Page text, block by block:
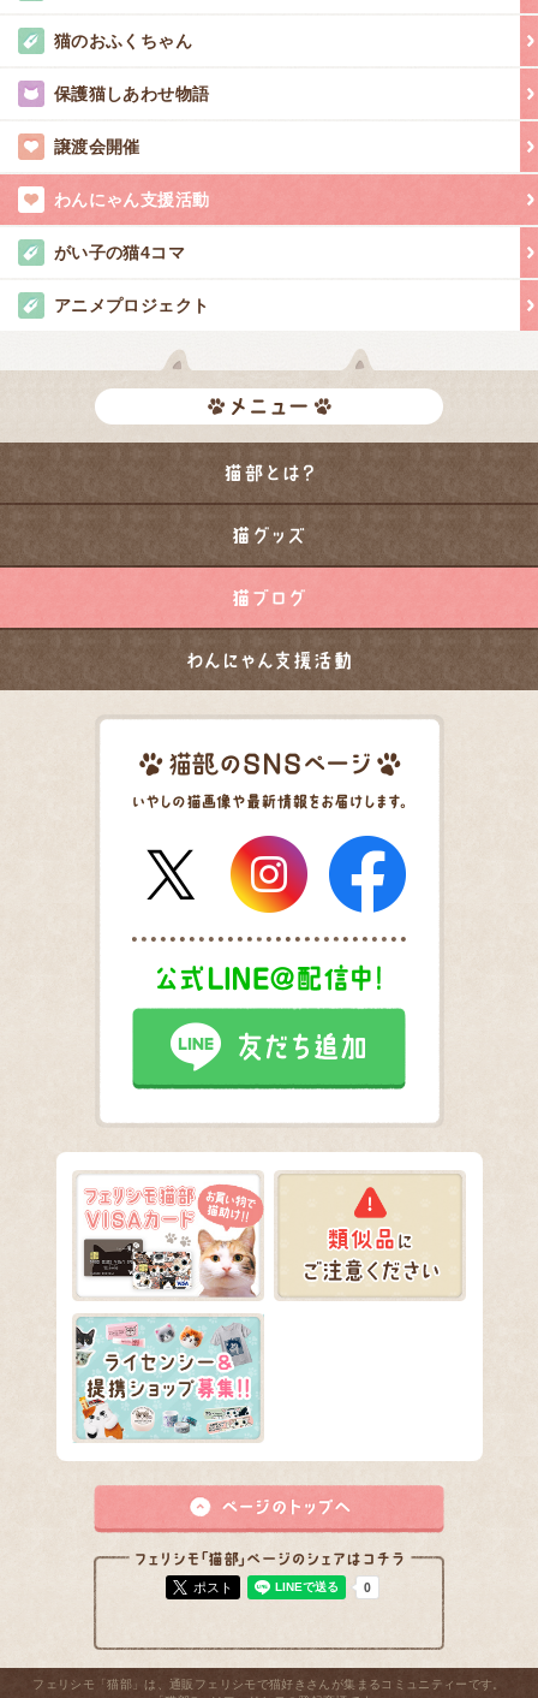
猫のおふくちゃん
保護猫しあわせ物語
譲渡会開催
わんにゃん支援活動
がい子の猫4コマ
アニメプロジェクト
ポスト
フェリシモ「猫部」は、通販フェリシモで猫好きさんが集まるコミュニティーです。